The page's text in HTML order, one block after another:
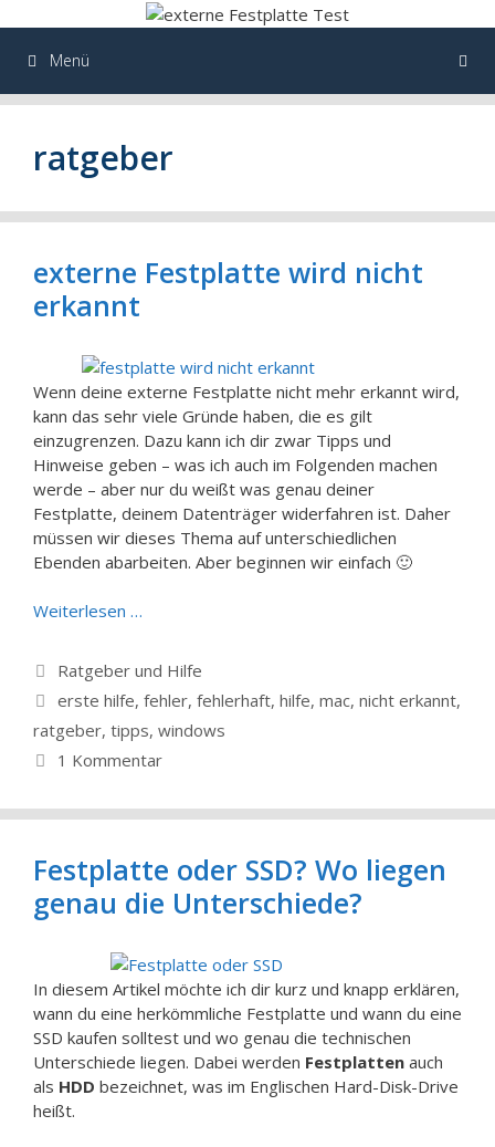
springenMenü
ratgeber
externe Festplatte wird nicht
erkannt
Wenn deine externe Festplatte nicht mehr erkannt wird,
kann das sehr viele Gründe haben, die es gilt
einzugrenzen. Dazu kann ich dir zwar Tipps und
Hinweise geben – was ich auch im Folgenden machen
werde – aber nur du weißt was genau deiner
Festplatte, deinem Datenträger widerfahren ist. Daher
müssen wir dieses Thema auf unterschiedlichen
Ebenden abarbeiten. Aber beginnen wir einfach 🙂
Weiterlesen …
Kategorien
Ratgeber und Hilfe
Schlagwörter
erste hilfe, fehler, fehlerhaft, hilfe, mac, nicht erkannt,
ratgeber, tipps, windows
1 Kommentar
Festplatte oder SSD? Wo liegen
genau die Unterschiede?
In diesem Artikel möchte ich dir kurz und knapp erklären,
wann du eine herkömmliche Festplatte und wann du eine
SSD kaufen solltest und wo genau die technischen
Unterschiede liegen. Dabei werden Festplatten auch
als HDD bezeichnet, was im Englischen Hard-Disk-Drive
heißt.